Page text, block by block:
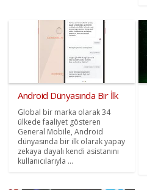
Android Dünyasında Bir İlk
Global bir marka olarak 34
ülkede faaliyet gösteren
General Mobile, Android
dünyasında bir ilk olarak yapay
zekaya dayalı kendi asistanını
kullanıcılarıyla ...